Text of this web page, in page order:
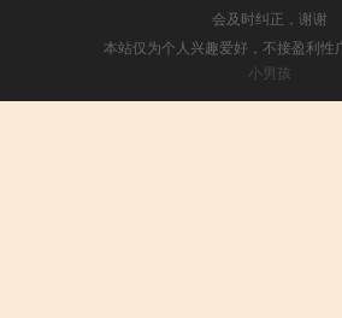
会及时纠正，谢谢
本站仅为个人兴趣爱好，不接盈利性
小男孩